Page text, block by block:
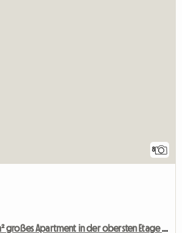
8
Wunderschönes 65m² großes Apartment in der obersten Etage in Saint Rémi